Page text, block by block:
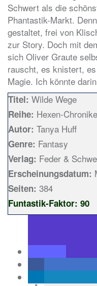
Schwert als die
Phantastik-Markt.
gestaltet, frei von
zur Story. Doch mit
sich Oliver Graute
rauscht, es knistert,
Magie. Ich könnte
Titel: Wilde Wege
Reihe: Hexen-
Autor: Tanya Huff
Genre: Fantasy
Verlag: Feder &
Erscheinungsdatum:
Seiten: 384
Funtastik-Faktor: 90